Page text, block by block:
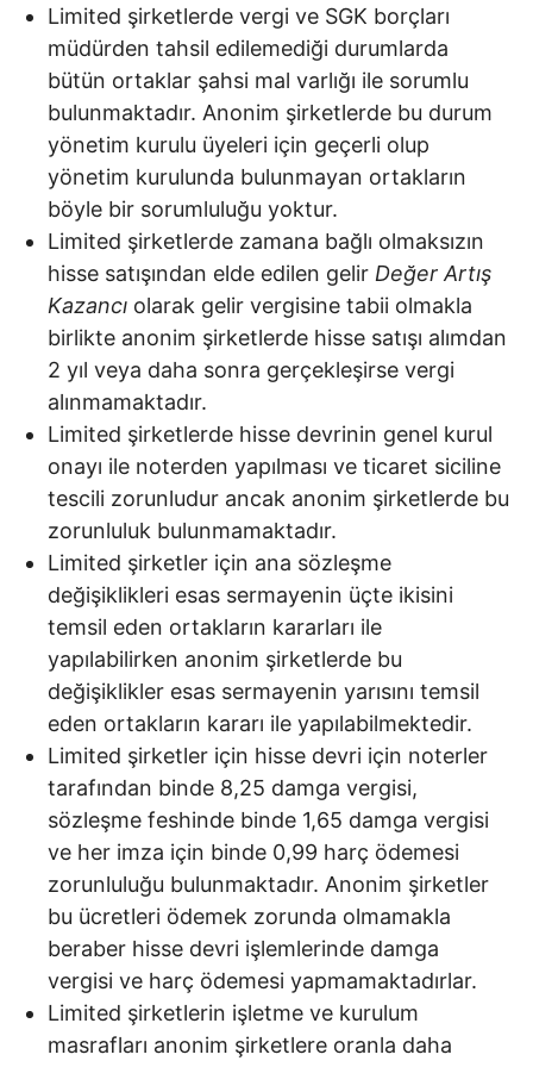
Limited şirketlerde vergi ve SGK borçları
müdürden tahsil edilemediği durumlarda
bütün ortaklar şahsi mal varlığı ile sorumlu
bulunmaktadır. Anonim şirketlerde bu durum
yönetim kurulu üyeleri için geçerli olup
yönetim kurulunda bulunmayan ortakların
böyle bir sorumluluğu yoktur.
Limited şirketlerde zamana bağlı olmaksızın
hisse satışından elde edilen gelir Değer Artış
Kazancı olarak gelir vergisine tabii olmakla
birlikte anonim şirketlerde hisse satışı alımdan
2 yıl veya daha sonra gerçekleşirse vergi
alınmamaktadır.
Limited şirketlerde hisse devrinin genel kurul
onayı ile noterden yapılması ve ticaret siciline
tescili zorunludur ancak anonim şirketlerde bu
zorunluluk bulunmamaktadır.
Limited şirketler için ana sözleşme
değişiklikleri esas sermayenin üçte ikisini
temsil eden ortakların kararları ile
yapılabilirken anonim şirketlerde bu
değişiklikler esas sermayenin yarısını temsil
eden ortakların kararı ile yapılabilmektedir.
Limited şirketler için hisse devri için noterler
tarafından binde 8,25 damga vergisi,
sözleşme feshinde binde 1,65 damga vergisi
ve her imza için binde 0,99 harç ödemesi
zorunluluğu bulunmaktadır. Anonim şirketler
bu ücretleri ödemek zorunda olmamakla
beraber hisse devri işlemlerinde damga
vergisi ve harç ödemesi yapmamaktadırlar.
Limited şirketlerin işletme ve kurulum
masrafları anonim şirketlere oranla daha